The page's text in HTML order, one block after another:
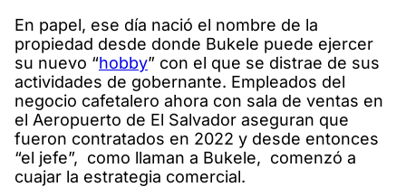
En papel, ese día nació el nombre de la
propiedad desde donde Bukele puede ejercer
su nuevo “hobby” con el que se distrae de sus
actividades de gobernante. Empleados del
negocio cafetalero ahora con sala de ventas en
el Aeropuerto de El Salvador aseguran que
fueron contratados en 2022 y desde entonces
“el jefe”, como llaman a Bukele, comenzó a
cuajar la estrategia comercial.